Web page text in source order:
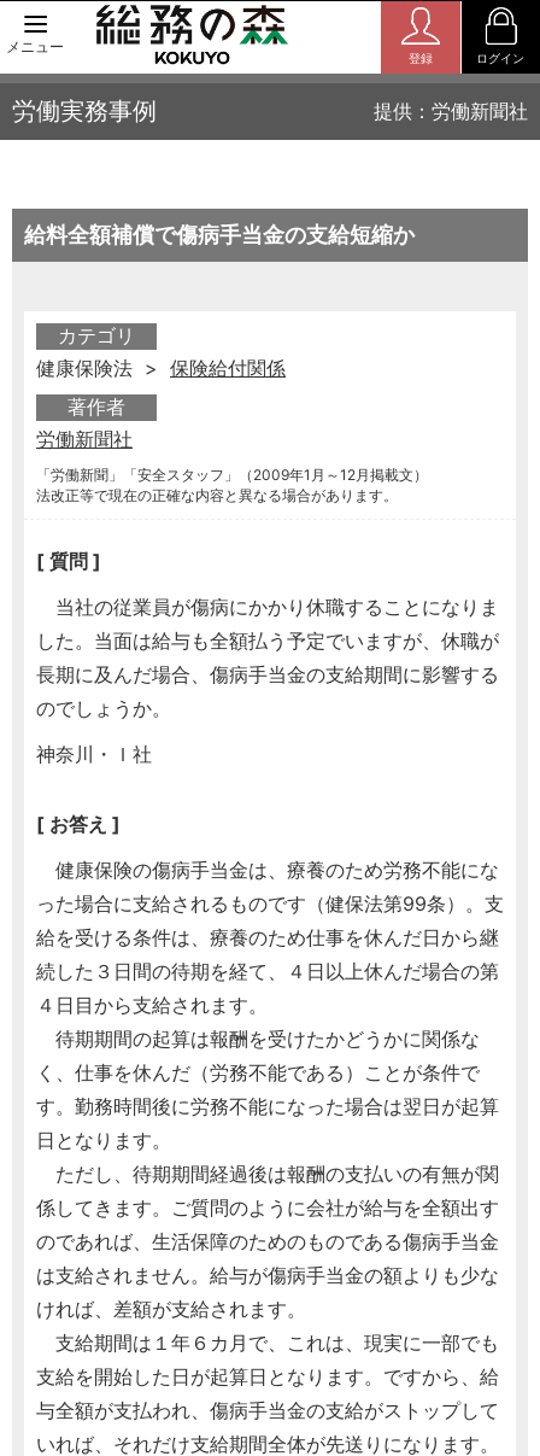
メニュー
登録 ログイン
労働実務事例 提供：労働新聞社
給料全額補償で傷病手当金の支給短縮か
カテゴリ
健康保険法 > 保険給付関係
著作者
労働新聞社
「労働新聞」「安全スタッフ」（2009年1月～12月掲載文）
法改正等で現在の正確な内容と異なる場合があります。
[ 質問 ]
当社の従業員が傷病にかかり休職することになりま
した。当面は給与も全額払う予定でいますが、休職が
長期に及んだ場合、傷病手当金の支給期間に影響する
のでしょうか。
神奈川・Ｉ社
[ お答え ]
健康保険の傷病手当金は、療養のため労務不能にな
った場合に支給されるものです（健保法第99条）。支
給を受ける条件は、療養のため仕事を休んだ日から継
続した３日間の待期を経て、４日以上休んだ場合の第
４日目から支給されます。
待期期間の起算は報酬を受けたかどうかに関係な
く、仕事を休んだ（労務不能である）ことが条件で
す。勤務時間後に労務不能になった場合は翌日が起算
日となります。
ただし、待期期間経過後は報酬の支払いの有無が関
係してきます。ご質問のように会社が給与を全額出す
のであれば、生活保障のためのものである傷病手当金
は支給されません。給与が傷病手当金の額よりも少な
ければ、差額が支給されます。
支給期間は１年６カ月で、これは、現実に一部でも
支給を開始した日が起算日となります。ですから、給
与全額が支払われ、傷病手当金の支給がストップして
いれば、それだけ支給期間全体が先送りになります。